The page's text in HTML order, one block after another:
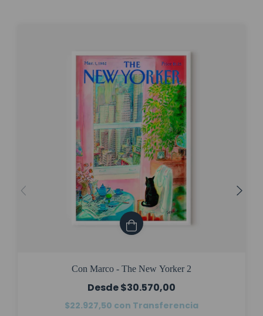
Con Marco - The New Yorker 2
$30.570,00
$22.927,50 con Transferencia